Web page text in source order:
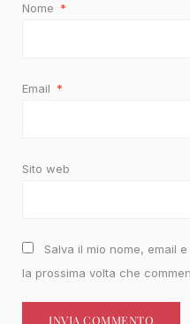
Nome *
Email *
Sito web
Salva il mio nome, email
la prossima volta che